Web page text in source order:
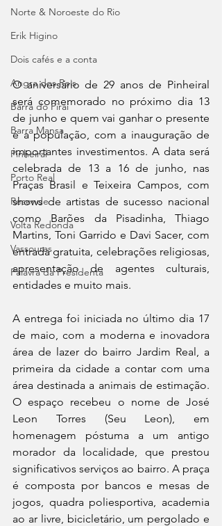
Norte & Noroeste do Rio
Erik Higino
Dois cafés e a conta
Angra dos Reis
Barra do Piraí
Barra Mansa
Pinheiral
Porto Real
Resende
Volta Redonda
Vassouras
Palavra da Presidenta
O aniversário de 29 anos de Pinheiral
será comemorado no próximo dia 13
de junho e quem vai ganhar o presente
é a população, com a inauguração de
importantes investimentos. A data será
celebrada de 13 a 16 de junho, nas
Praças Brasil e Teixeira Campos, com
shows de artistas de sucesso nacional
como Barões da Pisadinha, Thiago
Martins, Toni Garrido e Davi Sacer, com
entrada gratuita, celebrações religiosas,
apresentação de agentes culturais,
entidades e muito mais.
A entrega foi iniciada no último dia 17
de maio, com a moderna e inovadora
área de lazer do bairro Jardim Real, a
primeira da cidade a contar com uma
área destinada a animais de estimação.
O espaço recebeu o nome de José
Leon Torres (Seu Leon), em
homenagem póstuma a um antigo
morador da localidade, que prestou
significativos serviços ao bairro. A praça
é composta por bancos e mesas de
jogos, quadra poliesportiva, academia
ao ar livre, bicicletário, um pergolado e